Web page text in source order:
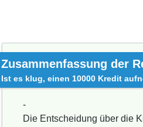
Zusammenfassung der
Ist es klug, einen 10000 Kredit
-
Die Entscheidung über die